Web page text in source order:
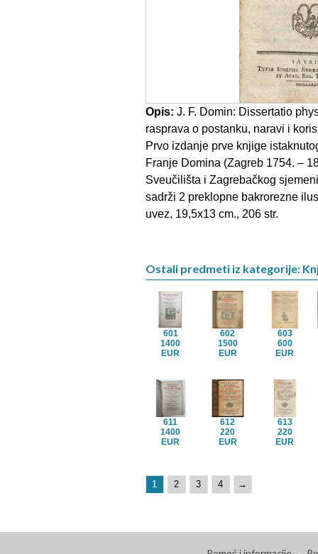
Opis: J. F. Domin: Dissertatio
rasprava o postanku, naravi i
Prvo izdanje prve knjige
Franje Domina (Zagreb 1754. –
Sveučilišta i Zagrebačkog
sadrži 2 preklopne bakrorezne
uvez, 19,5x13 cm., 206 str.
Ostali predmeti iz kategorije:
601
1400
EUR
602
1500
EUR
603
600
EUR
611
1400
EUR
612
220
EUR
613
220
EUR
1 2 3 4 →